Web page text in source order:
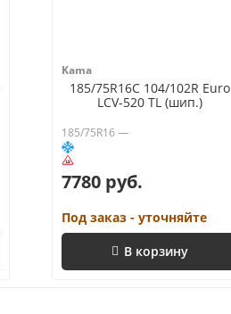
Kama
185/75R16C 104/102R Euro
LCV-520 TL (шип.)
185/75R16 —
7780 руб.
Под заказ - уточняйте
В корзину